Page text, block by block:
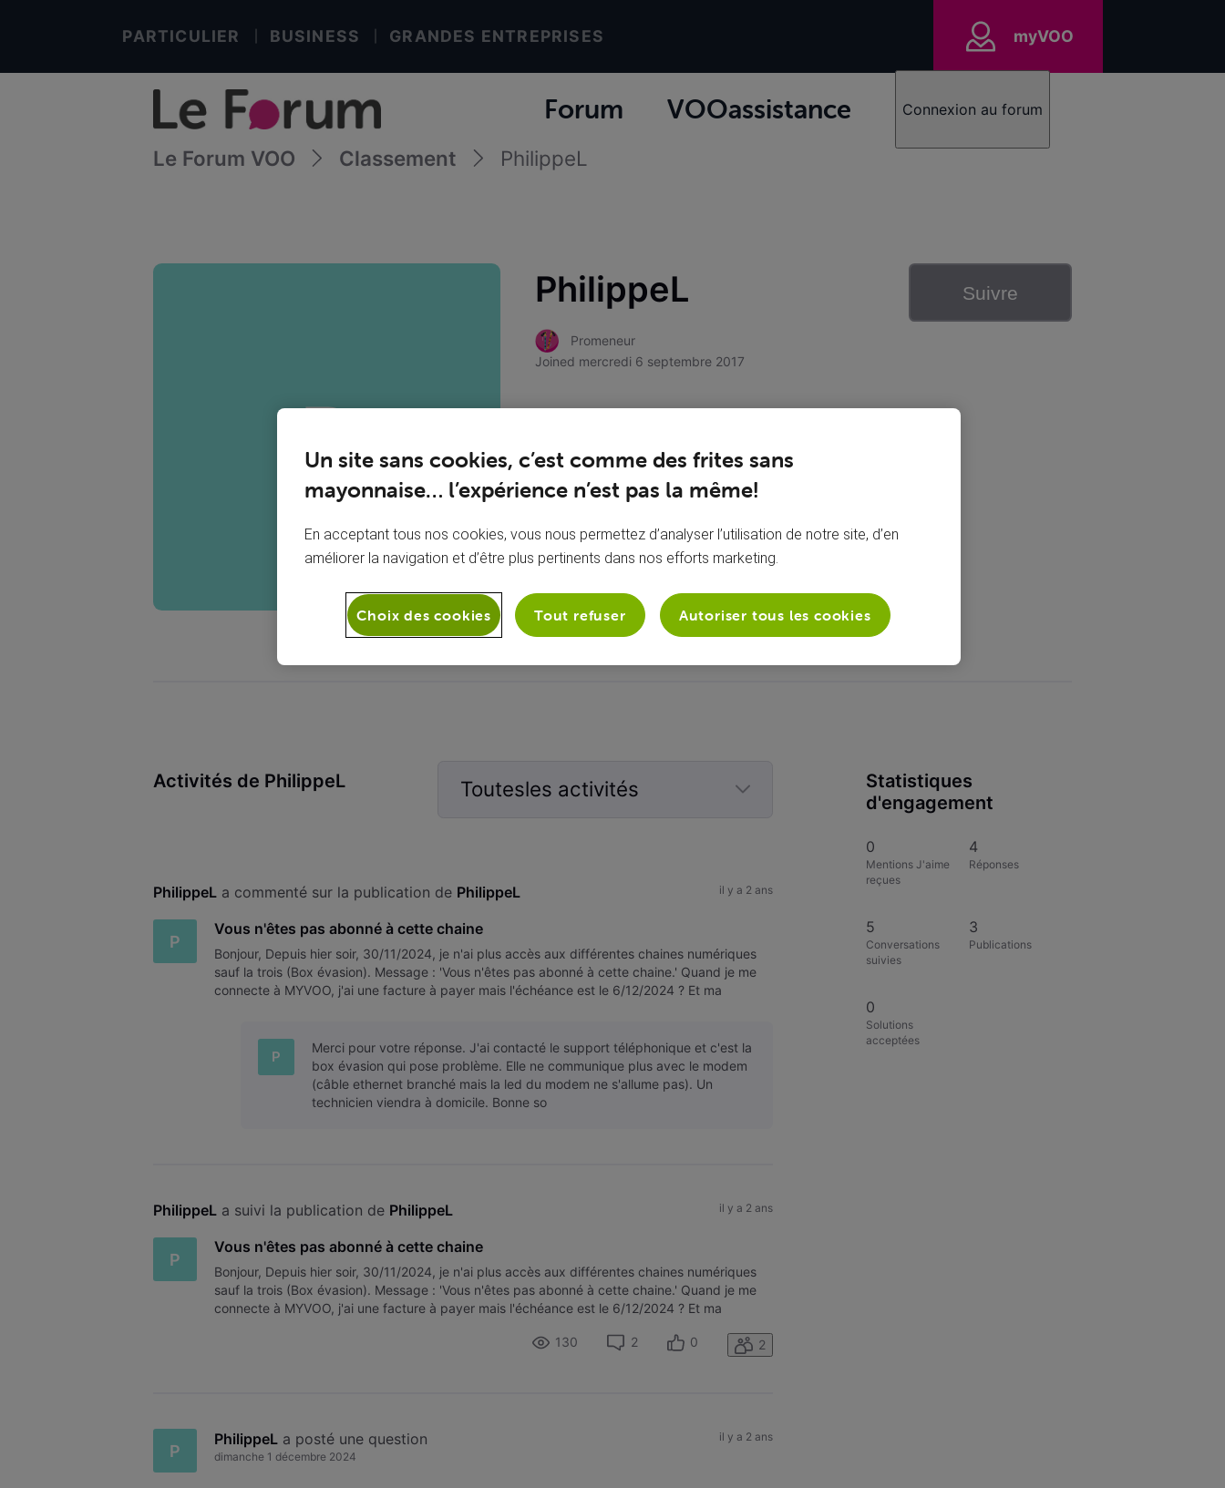
PARTICULIER BUSINESS GRANDES ENTREPRISES myVOO
Forum VOOassistance Connexion au forum
Le Forum VOO Classement PhilippeL
P
PhilippeL
Promeneur
Joined mercredi 6 septembre 2017
Suivre
Aucune bio ajoutée
Activités de PhilippeL
Toutesles activités
PhilippeL a commenté sur la publication de PhilippeL il y a 2 ans
P
Vous n'êtes pas abonné à cette chaine
Bonjour, Depuis hier soir, 30/11/2024, je n'ai plus accès aux différentes chaines numériques
sauf la trois (Box évasion). Message : 'Vous n'êtes pas abonné à cette chaine.' Quand je me
connecte à MYVOO, j'ai une facture à payer mais l'échéance est le 6/12/2024 ? Et ma
P
Merci pour votre réponse. J'ai contacté le support téléphonique et c'est la
box évasion qui pose problème. Elle ne communique plus avec le modem
(câble ethernet branché mais la led du modem ne s'allume pas). Un
technicien viendra à domicile. Bonne so
PhilippeL a suivi la publication de PhilippeL il y a 2 ans
P
Vous n'êtes pas abonné à cette chaine
Bonjour, Depuis hier soir, 30/11/2024, je n'ai plus accès aux différentes chaines numériques
sauf la trois (Box évasion). Message : 'Vous n'êtes pas abonné à cette chaine.' Quand je me
connecte à MYVOO, j'ai une facture à payer mais l'échéance est le 6/12/2024 ? Et ma
130
2 0 2
P
PhilippeL a posté une question
dimanche 1 décembre 2024
il y a 2 ans
Statistiques
d'engagement
0
Mentions J'aime
reçues
4
Réponses
5
Conversations
suivies
3
Publications
0
Solutions
acceptées
Un site sans cookies, c’est comme des frites sans
mayonnaise… l’expérience n’est pas la même!
En acceptant tous nos cookies, vous nous permettez d’analyser l’utilisation de notre site, d’en
améliorer la navigation et d’être plus pertinents dans nos efforts marketing.
Tout refuser Autoriser tous les cookies
Choix des cookies